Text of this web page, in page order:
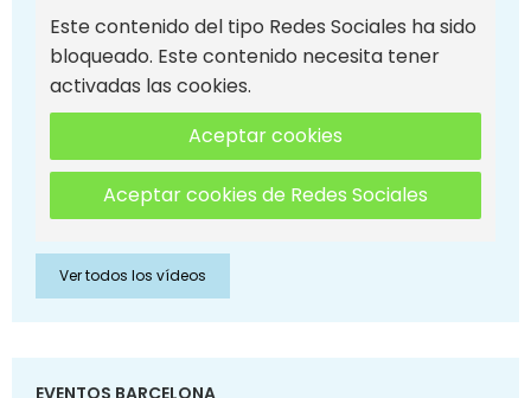
Este contenido del tipo Redes Sociales ha sido
bloqueado. Este contenido necesita tener
activadas las cookies.
Aceptar cookies
Aceptar cookies de Redes Sociales
Ver todos los vídeos